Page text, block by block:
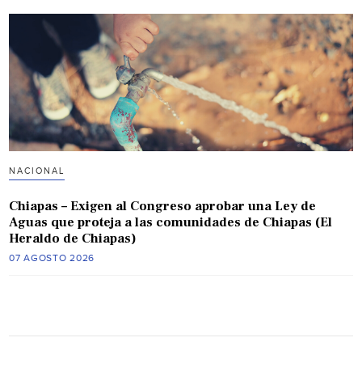
NACIONAL
Chiapas – Exigen al Congreso aprobar una Ley de
Aguas que proteja a las comunidades de Chiapas (El
Heraldo de Chiapas)
07 AGOSTO 2026